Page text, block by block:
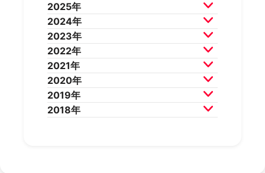
2026年7月 2026年6月
2026年5月 2026年4月
2026年3月 2026年2月
2025年
2025年12月2025年11月
2025年10月2025年9月
2025年8月 2025年7月
2025年6月
2025年4月
2025年2月
2024年
2024年12月2024年11月
2024年10月2024年9月
2024年8月 2024年7月
2024年6月
2024年4月
2024年2月
2023年
2023年12月2023年11月
2023年10月2023年9月
2023年8月 2023年7月
2023年6月
2023年4月
2022年
2022年12月2022年11月
2022年10月2022年9月
2022年8月 2022年7月
2022年6月
2021年
2021年12月2021年11月
2021年10月2021年9月
2021年8月 2021年7月
2020年
2020年12月2020年11月
2020年10月2020年9月
2019年
2019年12月2019年11月
2018年